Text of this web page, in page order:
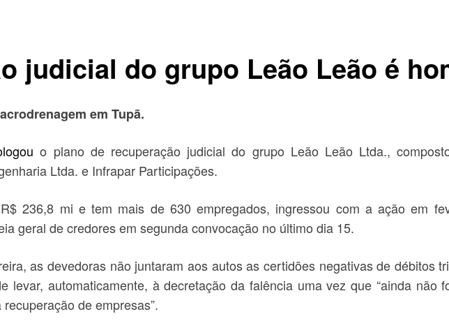
judicial do grupo Leão Leão é
em Tupã.
o plano de recuperação judicial do grupo Leão Leão Ltda.,
Ltda. e Infrapar Participações.
236,8 mi e tem mais de 630 empregados, ingressou com a ação em
geral de credores em segunda convocação no último dia 15.
as devedoras não juntaram aos autos as certidões negativas de débitos
levar, automaticamente, à decretação da falência uma vez que “ainda não
de empresas”.